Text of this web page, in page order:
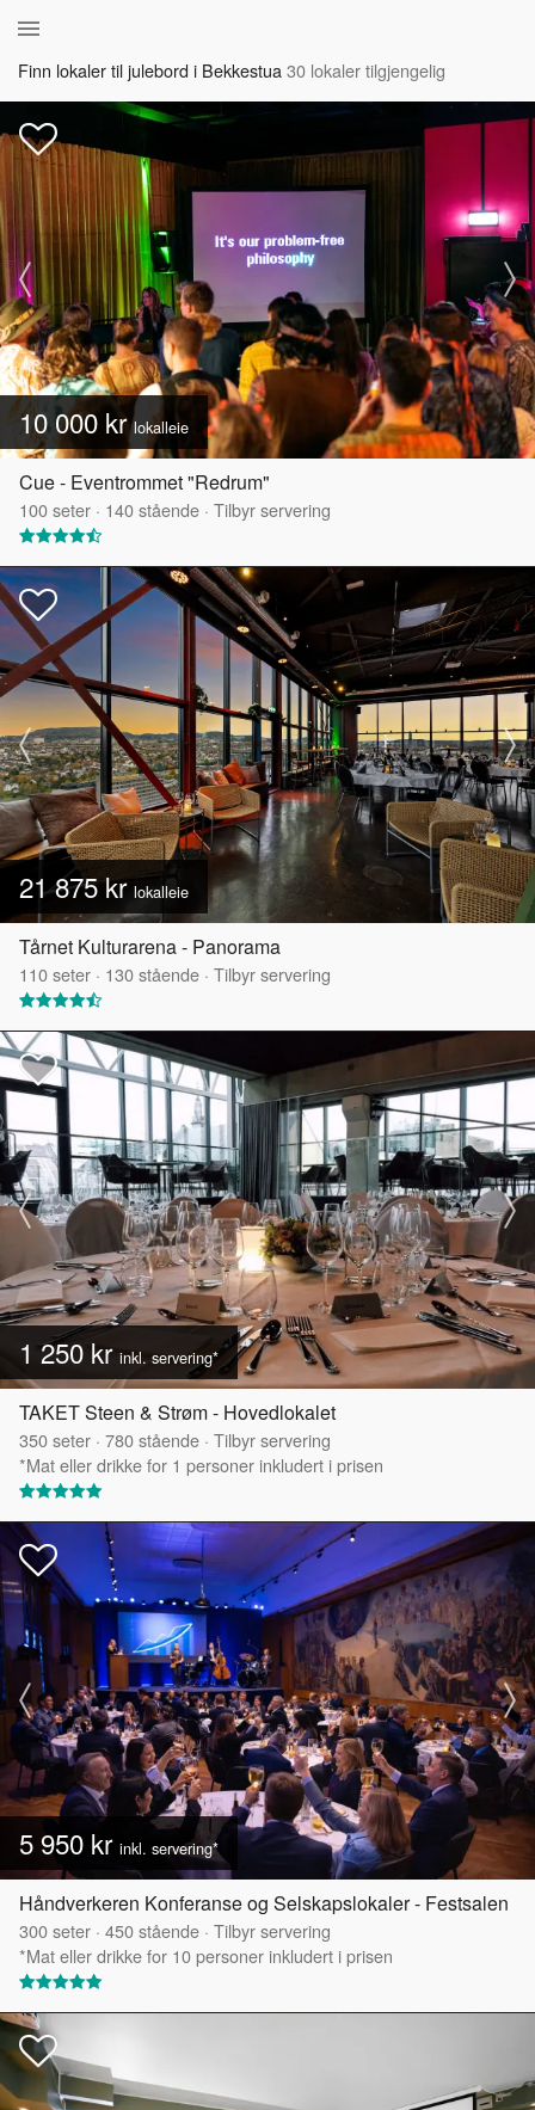
Finn lokaler til julebord i Bekkestua30 lokaler tilgjengelig
10 000 krlokalleie
Cue - Eventrommet "Redrum"
100seter · 140stående · Tilbyr servering
21 875 krlokalleie
Tårnet Kulturarena - Panorama
110seter · 130stående · Tilbyr servering
1 250 kr inkl. servering*
TAKET Steen & Strøm - Hovedlokalet
350seter · 780stående · Tilbyr servering
*Mat eller drikke for 1 personer inkludert i prisen
5 950 kr inkl. servering*
Håndverkeren Konferanse og Selskapslokaler - Festsalen
300seter · 450stående · Tilbyr servering
*Mat eller drikke for 10 personer inkludert i prisen